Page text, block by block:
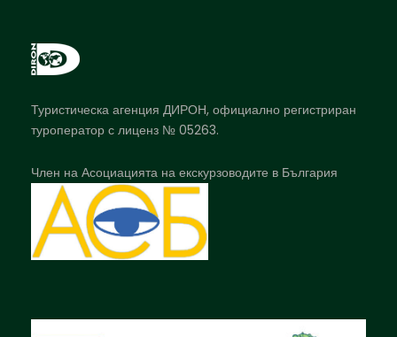
Туристическа агенция ДИРОН, официално регистриран
туроператор с лиценз № 05263.
Член на Асоциацията на екскурзоводите в България